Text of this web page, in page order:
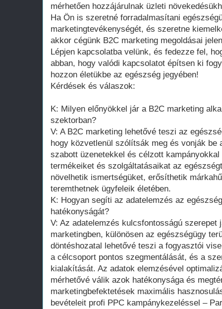
mérhetően hozzájárulnak üzleti
Ha Ön is szeretné forradalmasítani
marketingtevékenységét, és szeretne
akkor cégünk B2C marketing megoldásai
Lépjen kapcsolatba velünk, és fedezze fel,
abban, hogy valódi kapcsolatot építsen ki
hozzon életükbe az egészség jegyében!
Kérdések és válaszok:
K: Milyen előnyökkel jár a B2C marketing
szektorban?
V: A B2C marketing lehetővé teszi az
hogy közvetlenül szólítsák meg és vonják be
szabott üzenetekkel és célzott
termékeiket és szolgáltatásaikat az
növelhetik ismertségüket, erősíthetik
teremthetnek ügyfeleik életében.
K: Hogyan segíti az adatelemzés az
hatékonyságát?
V: Az adatelemzés kulcsfontosságú szerepet
marketingben, különösen az egészségügy
döntéshozatal lehetővé teszi a fogyasztói
a célcsoport pontos szegmentálását, és a
kialakítását. Az adatok elemzésével
mérhetővé válik azok hatékonysága és
marketingbefektetések maximális
bevételeit profi PPC kampánykezeléssel –